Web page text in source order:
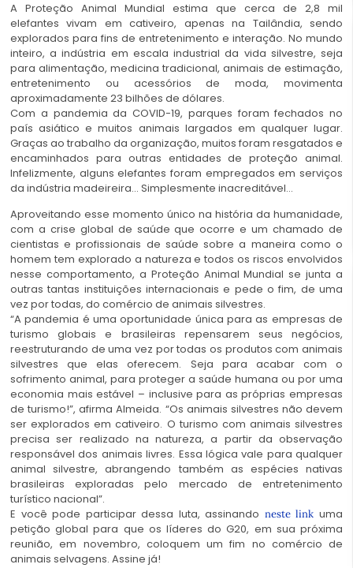
A Proteção Animal Mundial estima que cerca de 2,8 mil
elefantes vivam em cativeiro, apenas na Tailândia, sendo
explorados para fins de entretenimento e interação. No mundo
inteiro, a indústria em escala industrial da vida silvestre, seja
para alimentação, medicina tradicional, animais de estimação,
entretenimento ou acessórios de moda, movimenta
aproximadamente 23 bilhões de dólares.
Com a pandemia da COVID-19, parques foram fechados no
país asiático e muitos animais largados em qualquer lugar.
Graças ao trabalho da organização, muitos foram resgatados e
encaminhados para outras entidades de proteção animal.
Infelizmente, alguns elefantes foram empregados em serviços
da indústria madeireira… Simplesmente inacreditável…
Aproveitando esse momento único na história da humanidade,
com a crise global de saúde que ocorre e um chamado de
cientistas e profissionais de saúde sobre a maneira como o
homem tem explorado a natureza e todos os riscos envolvidos
nesse comportamento, a Proteção Animal Mundial se junta a
outras tantas instituições internacionais e pede o fim, de uma
vez por todas, do comércio de animais silvestres.
“A pandemia é uma oportunidade única para as empresas de
turismo globais e brasileiras repensarem seus negócios,
reestruturando de uma vez por todas os produtos com animais
silvestres que elas oferecem. Seja para acabar com o
sofrimento animal, para proteger a saúde humana ou por uma
economia mais estável – inclusive para as próprias empresas
de turismo!”, afirma Almeida. “Os animais silvestres não devem
ser explorados em cativeiro. O turismo com animais silvestres
precisa ser realizado na natureza, a partir da observação
responsável dos animais livres. Essa lógica vale para qualquer
animal silvestre, abrangendo também as espécies nativas
brasileiras exploradas pelo mercado de entretenimento
turístico nacional”.
E você pode participar dessa luta, assinando neste linkuma
petição global para que os líderes do G20, em sua próxima
reunião, em novembro, coloquem um fim no comércio de
animais selvagens. Assine já!